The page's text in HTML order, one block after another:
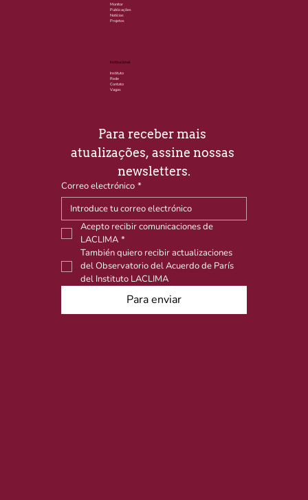
Monitor
Publicações
Notícias
Projetos
Institucional
Instituto
Rede
Contato
Vagas
Para receber mais
atualizações, assine nossas
newsletters.
Correo electrónico *
Acepto recibir comunicaciones de
LACLIMA *
También quiero recibir actualizaciones
del Observatorio del Acuerdo de París
del Instituto LACLIMA
Para enviar